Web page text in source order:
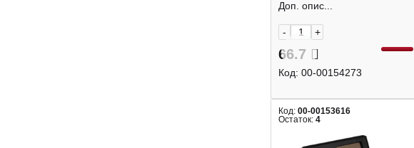
Доп. опис...
- +
66.7
Код: 00-00154273
Код: 00-00153616
Остаток: 4